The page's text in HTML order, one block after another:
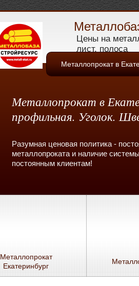
Цены на
лист, полоса
Металлопрокат в
профильная. Уголок.
Разумная ценовая политика -
металлопроката и наличие
постоянным клиентам!
Максимум
Быстрая погрузка!
Особое отношение к каждому
важен, для нас важны
Металлопрокат в
Металлопрокат
Екатеринбург